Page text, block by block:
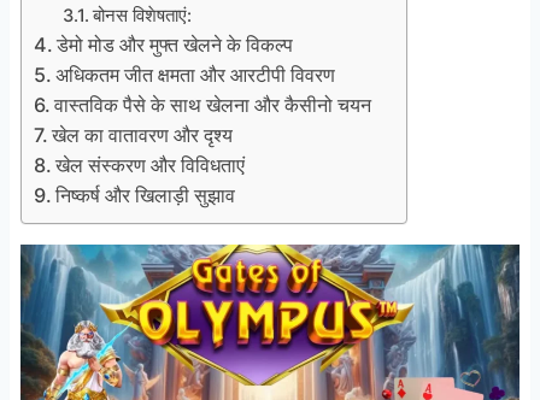
बोनस विशेषताएं:
डेमो मोड और मुफ्त खेलने के विकल्प
अधिकतम जीत क्षमता और आरटीपी विवरण
वास्तविक पैसे के साथ खेलना और कैसीनो चयन
खेल का वातावरण और दृश्य
खेल संस्करण और विविधताएं
निष्कर्ष और खिलाड़ी सुझाव